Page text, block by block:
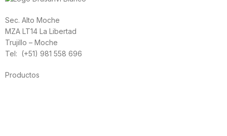
Sec. Alto Moche
MZA LT14 La Libertad
Trujillo – Moche
Tel: (+51) 981 558 696
Productos